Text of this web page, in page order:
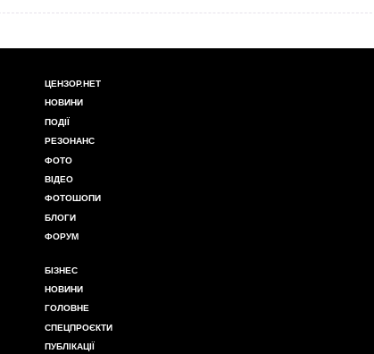
ЦЕНЗОР.НЕТ
НОВИНИ
ПОДІЇ
РЕЗОНАНС
ФОТО
ВІДЕО
ФОТОШОПИ
БЛОГИ
ФОРУМ
БІЗНЕС
НОВИНИ
ГОЛОВНЕ
СПЕЦПРОЄКТИ
ПУБЛІКАЦІЇ